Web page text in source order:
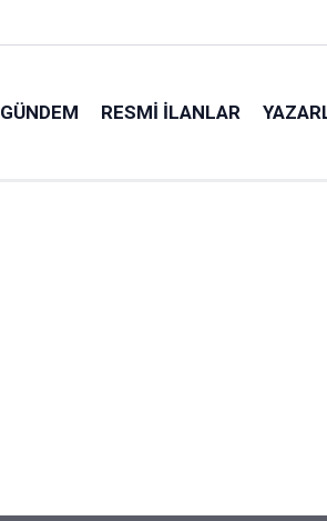
GÜNDEM RESMI İLANLAR